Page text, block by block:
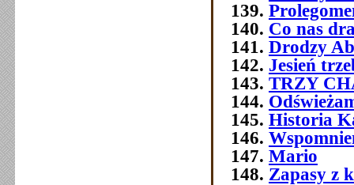
Co nas
Drodzy
Jesień
TRZY
Historia
Mario
Zapasy z